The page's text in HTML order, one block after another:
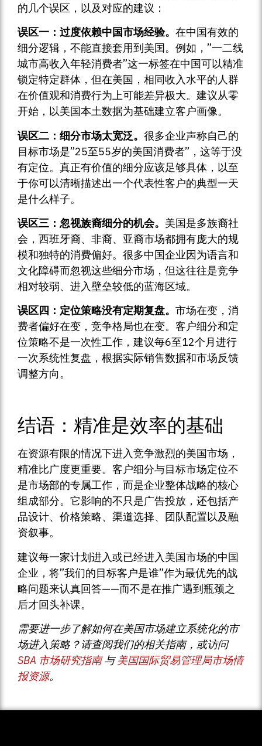
的几个误区，以及对应的建议：
误区一：过度依赖中国市场经验。 在中国有效的
细分逻辑，不能直接套用到美国。例如，”一二线
城市高收入年轻消费者”这一标签在中国可以精准
锁定特定群体，但在美国，相同收入水平的人群
在价值观和消费行为上可能差异极大。建议从零
开始，以美国本土数据为基础建立客户画像。
误区二：细分市场太宽泛。 很多企业声称自己的
目标市场是”25至55岁的美国消费者”，这等于没
有定位。真正有价值的细分应该足够具体，以至
于你可以清晰描述出一个代表性客户的典型一天
是什么样子。
误区三：忽视族裔细分的机会。 美国是多族裔社
会，西班牙裔、非裔、亚裔市场都拥有庞大的规
模和独特的消费偏好。很多中国企业因为语言和
文化障碍而忽视这些细分市场，但这往往是竞争
相对较弱、进入壁垒较低的蓝海区域。
误区四：定位策略没有定期复盘。 市场在变，消
费者偏好在变，竞争格局也在变。客户细分和定
位策略不是一次性工作，建议每6至12个月进行
一次系统性复盘，根据实际销售数据和市场反馈
调整方向。
结语：精准是效率的基础
在资源有限的情况下进入竞争激烈的美国市场，
精准比广度更重要。客户细分与目标市场定位不
是市场部的专属工作，而是企业整体战略的核心
组成部分。它影响的不只是广告投放，还包括产
品设计、价格策略、渠道选择、团队配置以及融
资叙事。
建议每一家计划进入或已经进入美国市场的中国
企业，将”我们的目标客户是谁”作为最优先的战
略问题来认真回答——而不是在推广遇到瓶颈之
后才回头补课。
需要进一步了解如何在美国市场建立系统化的市
场进入策略？请查阅我们的相关指南，或访问
SBA 市场研究指南与美国国际贸易管理局市场情
报资源。